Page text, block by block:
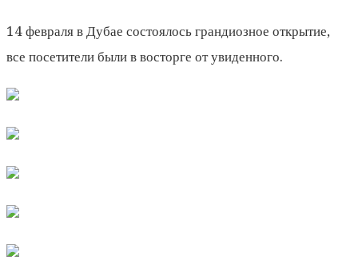
14 февраля в Дубае состоялось грандиозное открытие,
все посетители были в восторге от увиденного.